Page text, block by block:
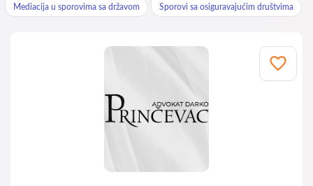
Mediacija u sporovima sa državom Sporovi sa osiguravajućim društvima